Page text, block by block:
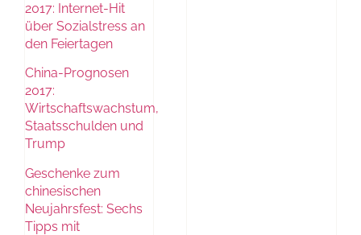
2017: Internet-Hit
über Sozialstress an
den Feiertagen
China-Prognosen
2017:
Wirtschaftswachstum,
Staatsschulden und
Trump
Geschenke zum
chinesischen
Neujahrsfest: Sechs
Tipps mit